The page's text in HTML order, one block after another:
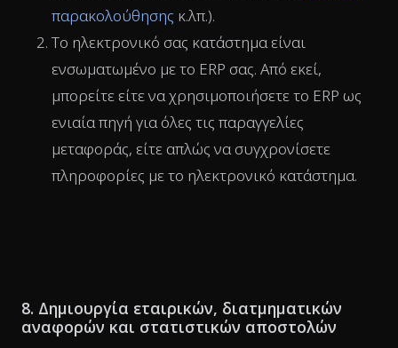
παρακολούθησης κ.λπ.).
Το ηλεκτρονικό σας κατάστημα είναι
ενσωματωμένο με το ERP σας. Από εκεί,
μπορείτε είτε να χρησιμοποιήσετε το ERP ως
ενιαία πηγή για όλες τις παραγγελίες
μεταφοράς, είτε απλώς να συγχρονίσετε
πληροφορίες με το ηλεκτρονικό κατάστημα.
8. Δημιουργία εταιρικών, διατμηματικών
αναφορών και στατιστικών αποστολών